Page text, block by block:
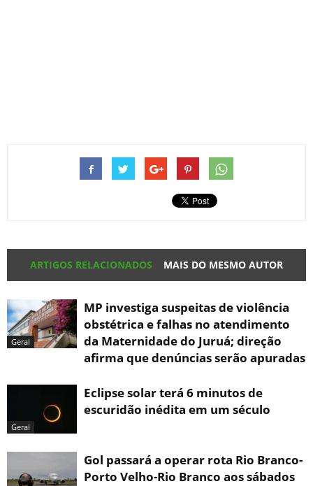
ARTIGOS RELACIONADOS MAIS DO MESMO AUTOR
Geral
MP investiga suspeitas de violência
obstétrica e falhas no atendimento
da Maternidade do Juruá; direção
afirma que denúncias serão apuradas
Geral
Eclipse solar terá 6 minutos de
escuridão inédita em um século
Gol passará a operar rota Rio Branco-
Porto Velho-Rio Branco aos sábados